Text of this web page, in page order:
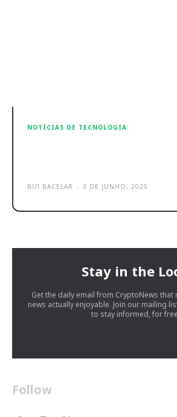
NOTÍCIAS DE TECNOLOGIA
RUI BACELAR - 3 DE JUNHO, 2025
Stay in the
Get the daily email from CryptoNews that
news actually enjoyable. Join our mailing
to stay informed, for
Follow